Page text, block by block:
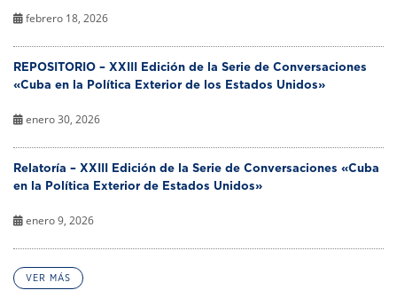
febrero 18, 2026
REPOSITORIO – XXIII Edición de la Serie de Conversaciones
«Cuba en la Política Exterior de los Estados Unidos»
enero 30, 2026
Relatoría – XXIII Edición de la Serie de Conversaciones «Cuba
en la Política Exterior de Estados Unidos»
enero 9, 2026
VER MÁS